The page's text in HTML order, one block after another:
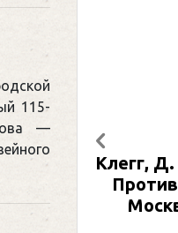
115-
—
Роналду.
[2] с.
: